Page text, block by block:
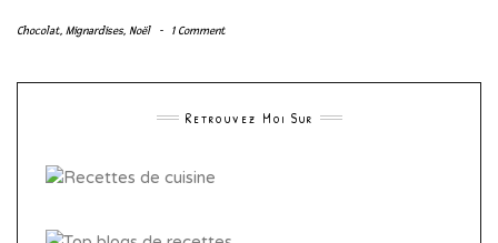
Chocolat, Mignardises, Noël - 1 Comment
Retrouvez Moi Sur